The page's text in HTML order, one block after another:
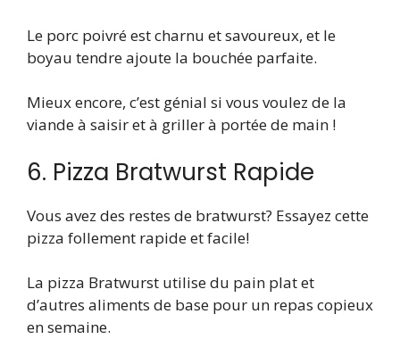
Le porc poivré est charnu et savoureux, et le
boyau tendre ajoute la bouchée parfaite.
Mieux encore, c’est génial si vous voulez de la
viande à saisir et à griller à portée de main !
6. Pizza Bratwurst Rapide
Vous avez des restes de bratwurst? Essayez cette
pizza follement rapide et facile!
La pizza Bratwurst utilise du pain plat et
d’autres aliments de base pour un repas copieux
en semaine.